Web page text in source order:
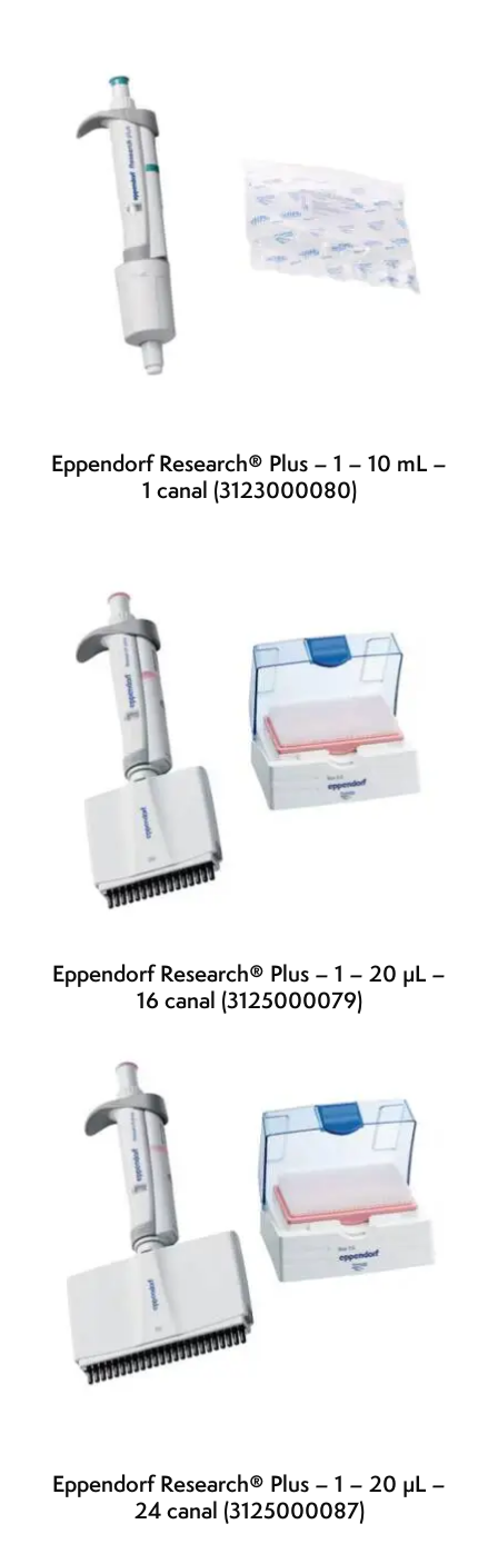
Eppendorf Research® Plus – 1 – 10 mL –
1 canal (3123000080)
Eppendorf Research® Plus – 1 – 20 µL –
16 canal (3125000079)
Eppendorf Research® Plus – 1 – 20 µL –
24 canal (3125000087)